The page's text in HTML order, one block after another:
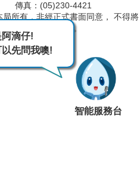
傳真：(05)230-4421
所有，非經正式書面同意， 不得將
載於任何形式媒體。
期115-08-07
滴仔!
先問我噢!
智能服務台